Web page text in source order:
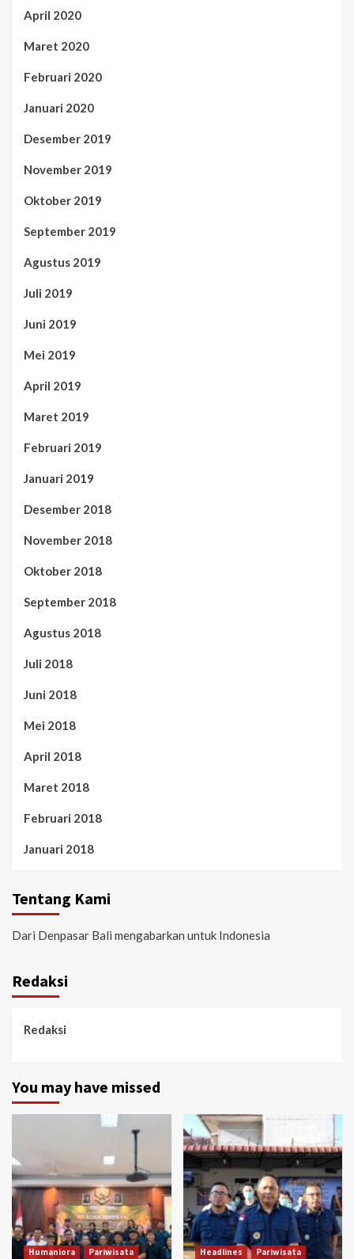
April 2020
Maret 2020
Februari 2020
Januari 2020
Desember 2019
November 2019
Oktober 2019
September 2019
Agustus 2019
Juli 2019
Juni 2019
Mei 2019
April 2019
Maret 2019
Februari 2019
Januari 2019
Desember 2018
November 2018
Oktober 2018
September 2018
Agustus 2018
Juli 2018
Juni 2018
Mei 2018
April 2018
Maret 2018
Februari 2018
Januari 2018
Tentang Kami
Dari Denpasar Bali mengabarkan untuk Indonesia
Redaksi
Redaksi
You may have missed
Humaniora
Pariwisata
Headlines
Pariwisata